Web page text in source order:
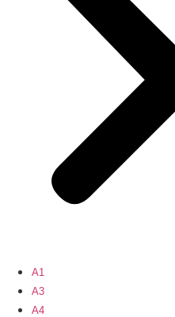
A1
A3
A4